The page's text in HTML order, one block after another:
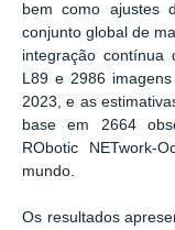
bem como ajustes
conjunto global de
integração contínua
L89 e 2986
2023, e as
base em 2664
RObotic
mundo.
Os resultados